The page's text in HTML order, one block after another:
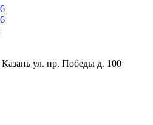
Казань ул. пр. Победы д. 100